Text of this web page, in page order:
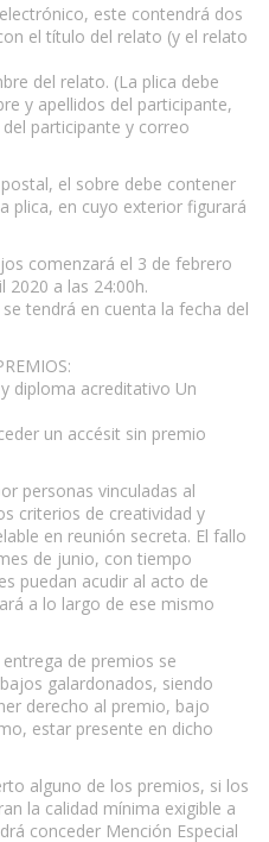
este contendrá dos
el título del relato (y el relato
del relato. (La plica debe
y apellidos del participante,
participante y correo
el sobre debe contener
plica, en cuyo exterior figurará
comenzará el 3 de febrero
2020 a las 24:00h.
tendrá en cuenta la fecha del
diploma acreditativo Un
un accésit sin premio
personas vinculadas al
criterios de creatividad y
en reunión secreta. El fallo
de junio, con tiempo
puedan acudir al acto de
a lo largo de ese mismo
de premios se
galardonados, siendo
derecho al premio, bajo
estar presente en dicho
alguno de los premios, si los
la calidad mínima exigible a
conceder Mención Especial